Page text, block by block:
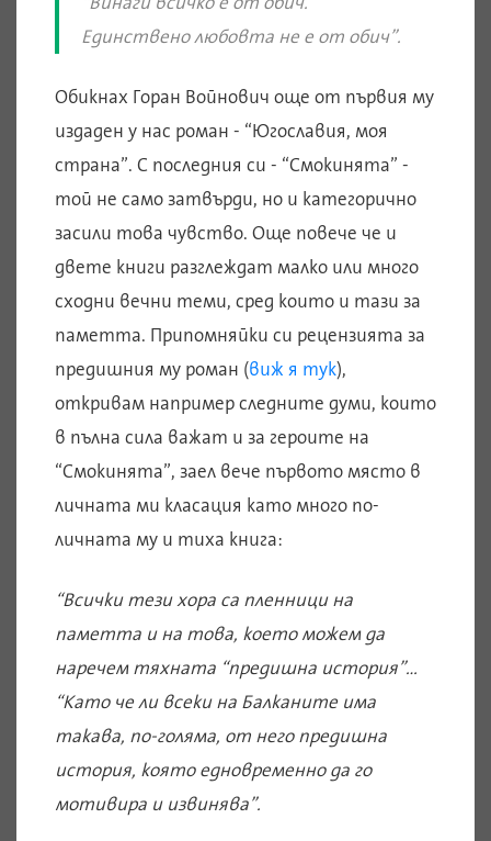
Единствено любовта не е от обич”.
Обикнах Горан Войнович още от първия му
издаден у нас роман - “Югославия, моя
страна”. С последния си - “Смокинята” -
той не само затвърди, но и категорично
засили това чувство. Още повече че и
двете книги разглеждат малко или много
сходни вечни теми, сред които и тази за
паметта. Припомняйки си рецензията за
предишния му роман (виж я тук),
откривам например следните думи, които
в пълна сила важат и за героите на
“Смокинята”, заел вече първото място в
личната ми класация като много по-
личната му и тиха книга:
“Всички тези хора са пленници на
паметта и на това, което можем да
наречем тяхната “предишна история”…
“Като че ли всеки на Балканите има
такава, по-голяма, от него предишна
история, която едновременно да го
мотивира и извинява”.